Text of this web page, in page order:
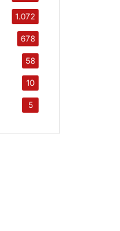
1.072
678
58
10
5